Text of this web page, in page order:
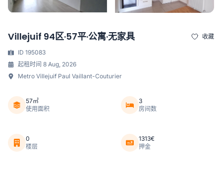
Villejuif 94区·57平·公寓·无家具 收藏
ID 195083
起租时间 8 Aug, 2026
Metro Villejuif Paul Vaillant-Couturier
57㎡
使用面积
3
房间数
0
楼层
1313€
押金